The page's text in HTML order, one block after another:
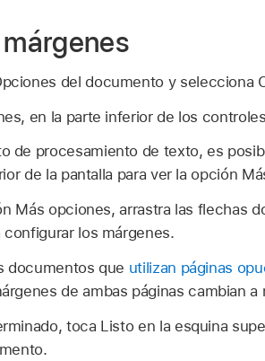
del documento y selecciona
en la parte inferior de los
de procesamiento de texto, es
de la pantalla para ver la opción
Más opciones, arrastra las flechas
los márgenes.
documentos que utilizan páginas
de ambas páginas cambian
toca Listo en la esquina